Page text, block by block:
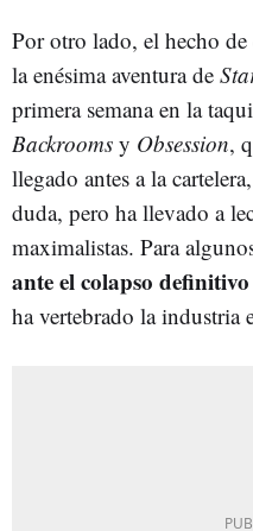
Por otro lado, el hecho de
la enésima aventura de
primera semana en la
Backrooms y Obsession,
llegado antes a la
duda, pero ha llevado a
maximalistas. Para
ante el colapso
ha vertebrado la industria